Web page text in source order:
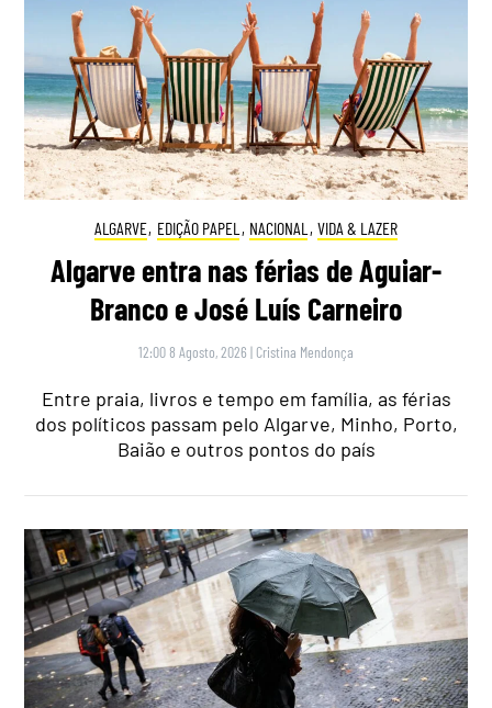
ALGARVE, EDIÇÃO PAPEL , NACIONAL , VIDA & LAZER
Algarve entra nas férias de Aguiar-
Branco e José Luís Carneiro
12:00 8 Agosto, 2026 | Cristina Mendonça
Entre praia, livros e tempo em família, as férias
dos políticos passam pelo Algarve, Minho, Porto,
Baião e outros pontos do país